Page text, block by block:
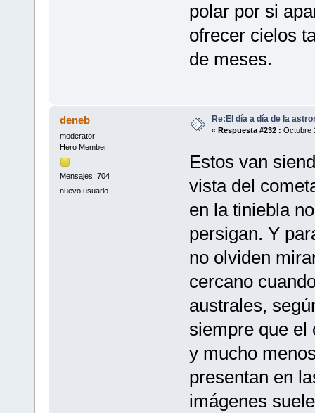
polar por si
ofrecer cielos
de meses.
deneb
moderator
Hero Member
Mensajes: 704
nuevo usuario
Re:El día a día de la
« Respuesta #232 : Octubre
Estos van
vista del
en la tiniebla
persigan. Y
no olviden
cercano
australes,
siempre que el
y mucho
presentan en
imágenes